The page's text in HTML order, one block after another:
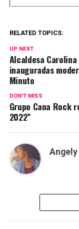
RELATED TOPICS:
UP NEXT
Alcaldesa
inauguradas
Minuto
DON'T MISS
Grupo Cana Rock
2022”
Angely